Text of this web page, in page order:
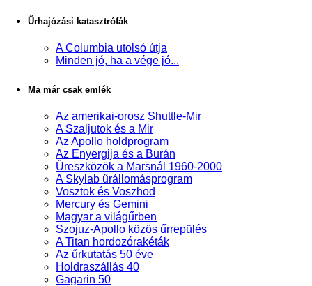
Űrhajózási katasztrófák
A Columbia utolsó útja
Minden jó, ha a vége jó...
Ma már csak emlék
Az amerikai-orosz Shuttle-Mir
A Szaljutok és a Mir
Az Apollo holdprogram
Az Enyergija és a Burán
Űreszközök a Marsnál 1960-2000
A Skylab űrállomásprogram
Vosztok és Voszhod
Mercury és Gemini
Magyar a világűrben
Szojuz-Apollo közös űrrepülés
A Titan hordozórakéták
Az űrkutatás 50 éve
Holdraszállás 40
Gagarin 50